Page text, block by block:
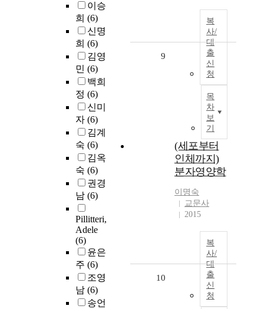
이승
희 (6)
신명
희 (6)
김영
민 (6)
백희
정 (6)
신미
자 (6)
김계
숙 (6)
김옥
숙 (6)
권경
남 (6)
Pillitteri,
Adele
(6)
윤은
주 (6)
조영
남 (6)
송언
복
사/
대
출
신
청
목
차
보
기
9
(세포부터
인체까지)
분자영양학
이명숙
교문사
2015
복
사/
대
출
신
청
10